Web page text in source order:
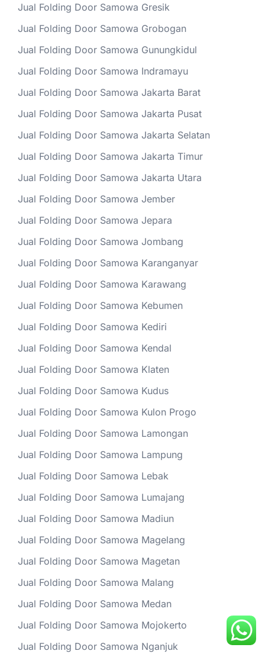
Jual Folding Door Samowa Gresik
Jual Folding Door Samowa Grobogan
Jual Folding Door Samowa Gunungkidul
Jual Folding Door Samowa Indramayu
Jual Folding Door Samowa Jakarta Barat
Jual Folding Door Samowa Jakarta Pusat
Jual Folding Door Samowa Jakarta Selatan
Jual Folding Door Samowa Jakarta Timur
Jual Folding Door Samowa Jakarta Utara
Jual Folding Door Samowa Jember
Jual Folding Door Samowa Jepara
Jual Folding Door Samowa Jombang
Jual Folding Door Samowa Karanganyar
Jual Folding Door Samowa Karawang
Jual Folding Door Samowa Kebumen
Jual Folding Door Samowa Kediri
Jual Folding Door Samowa Kendal
Jual Folding Door Samowa Klaten
Jual Folding Door Samowa Kudus
Jual Folding Door Samowa Kulon Progo
Jual Folding Door Samowa Lamongan
Jual Folding Door Samowa Lampung
Jual Folding Door Samowa Lebak
Jual Folding Door Samowa Lumajang
Jual Folding Door Samowa Madiun
Jual Folding Door Samowa Magelang
Jual Folding Door Samowa Magetan
Jual Folding Door Samowa Malang
Jual Folding Door Samowa Medan
Jual Folding Door Samowa Mojokerto
Jual Folding Door Samowa Nganjuk